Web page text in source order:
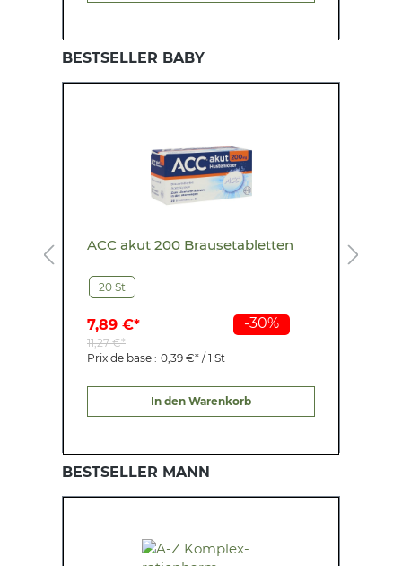
BESTSELLER BABY
-30%
ACC akut 200 Brausetabletten
20 St
7,89 €*
11,27 €*
Prix de base : 0,39 €* / 1 St
In den Warenkorb
BESTSELLER MANN